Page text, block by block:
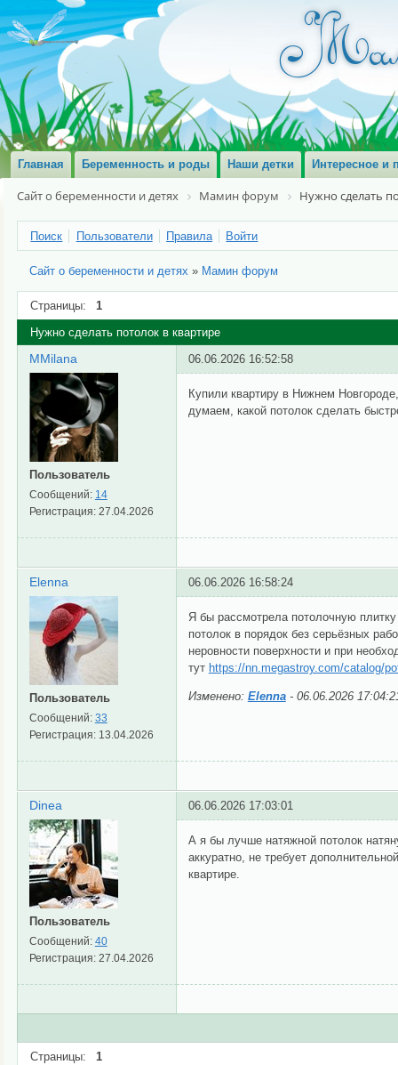
Главная Беременность и роды Наши детки Интересное и
Сайт о беременности и детях Мамин форум Нужно сделать
Поиск Пользователи Правила Войти
Сайт о беременности и детях » Мамин форум
Страницы: 1
Нужно сделать потолок в квартире
MMilana
Пользователь
Сообщений: 14
Регистрация: 27.04.2026
06.06.2026 16:52:58
Купили квартиру в Нижнем
думаем, какой потолок сделать
Elenna
Пользователь
Сообщений: 33
Регистрация: 13.04.2026
06.06.2026 16:58:24
Я бы рассмотрела потолочную
потолок в порядок без серьёзных
неровности поверхности и при
тут https://nn.megastroy.com/catalog/
Изменено: Elenna- 06.06.2026
Dinea
Пользователь
Сообщений: 40
Регистрация: 27.04.2026
06.06.2026 17:03:01
А я бы лучше натяжной потолок
аккуратно, не требует
квартире.
Страницы: 1